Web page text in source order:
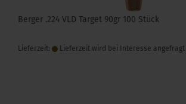
Berger .224 VLD Target 90gr 100 Stück
Lieferzeit: Lieferzeit wird bei Interesse angefragt